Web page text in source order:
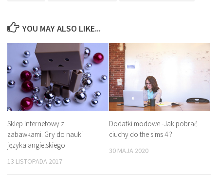
YOU MAY ALSO LIKE...
Sklep internetowy z
zabawkami. Gry do nauki
języka angielskiego
13 LISTOPADA 2017
Dodatki modowe -Jak pobrać
ciuchy do the sims 4 ?
30 MAJA 2020